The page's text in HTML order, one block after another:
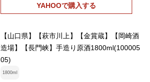
YAHOOで購入する
【山口県】【萩市川上】【金賞蔵】【岡崎酒
造場】【長門峡】手造り原酒1800ml(100005
05)
1800ml